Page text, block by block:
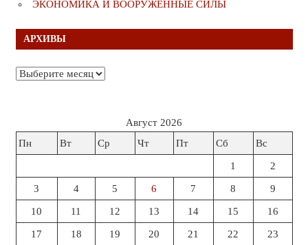
ЭКОНОМИКА И ВООРУЖЁННЫЕ СИЛЫ
АРХИВЫ
Архивы
Август 2026
Пн
Вт Ср Чт Пт Сб Вс
1 2
3 4 5 6 7 8 9
10 11 12 13 14 15 16
17 18 19 20 21 22 23